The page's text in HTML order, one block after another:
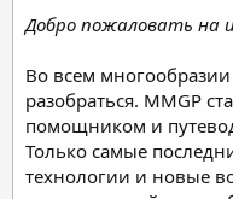
Добро пожаловать на
Во всем
разобраться. MMGP
помощником и
Только самые
технологии и новые